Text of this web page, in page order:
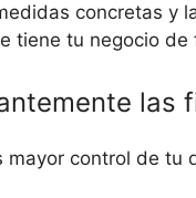
concretas y
tiene tu negocio
las
control de tu